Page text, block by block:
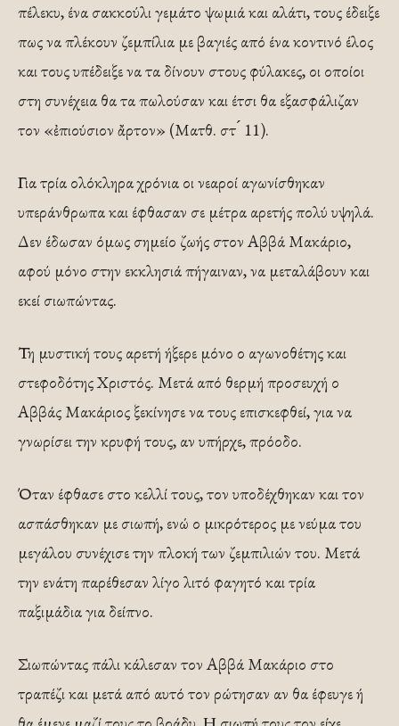
πέλεκυ, ένα σακκούλι γεμάτο ψωμιά και αλάτι, τους έδειξε
πως να πλέκουν ζεμπίλια με βαγιές από ένα κοντινό έλος
και τους υπέδειξε να τα δίνουν στους φύλακες, οι οποίοι
στη συνέχεια θα τα πωλούσαν και έτσι θα εξασφάλιζαν
τον «ἐπιούσιον ἄρτον» (Ματθ. στ ́ 11).
Για τρία ολόκληρα χρόνια οι νεαροί αγωνίσθηκαν
υπεράνθρωπα και έφθασαν σε μέτρα αρετής πολύ υψηλά.
Δεν έδωσαν όμως σημείο ζωής στον Αββά Μακάριο,
αφού μόνο στην εκκλησιά πήγαιναν, να μεταλάβουν και
εκεί σιωπώντας.
Τη μυστική τους αρετή ήξερε μόνο ο αγωνοθέτης και
στεφοδότης Χριστός. Μετά από θερμή προσευχή ο
Αββάς Μακάριος ξεκίνησε να τους επισκεφθεί, για να
γνωρίσει την κρυφή τους, αν υπήρχε, πρόοδο.
Όταν έφθασε στο κελλί τους, τον υποδέχθηκαν και τον
ασπάσθηκαν με σιωπή, ενώ ο μικρότερος με νεύμα του
μεγάλου συνέχισε την πλοκή των ζεμπιλιών του. Μετά
την ενάτη παρέθεσαν λίγο λιτό φαγητό και τρία
παξιμάδια για δείπνο.
Σιωπώντας πάλι κάλεσαν τον Αββά Μακάριο στο
τραπέζι και μετά από αυτό τον ρώτησαν αν θα έφευγε ή